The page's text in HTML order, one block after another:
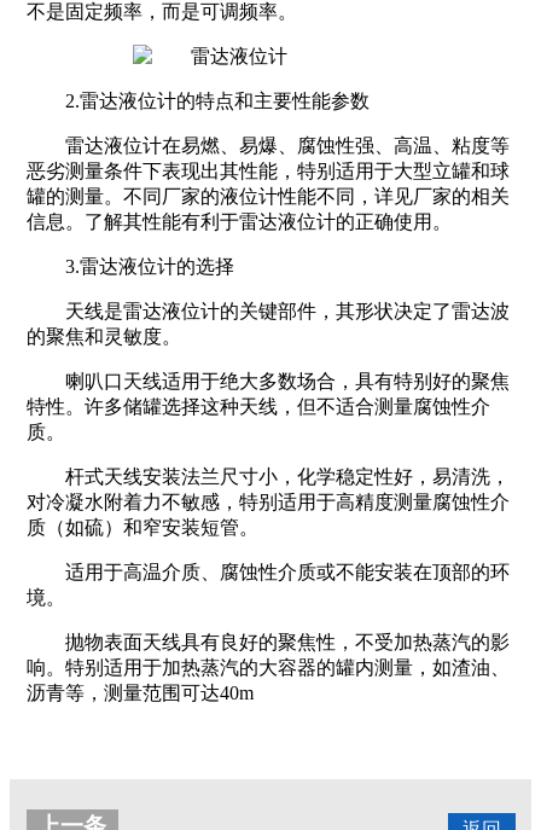
不是固定频率，而是可调频率。
2.雷达液位计的特点和主要性能参数
雷达液位计在易燃、易爆、腐蚀性强、高温、粘度等
恶劣测量条件下表现出其性能，特别适用于大型立罐和球
罐的测量。不同厂家的液位计性能不同，详见厂家的相关
信息。了解其性能有利于雷达液位计的正确使用。
3.雷达液位计的选择
天线是雷达液位计的关键部件，其形状决定了雷达波
的聚焦和灵敏度。
喇叭口天线适用于绝大多数场合，具有特别好的聚焦
特性。许多储罐选择这种天线，但不适合测量腐蚀性介
质。
杆式天线安装法兰尺寸小，化学稳定性好，易清洗，
对冷凝水附着力不敏感，特别适用于高精度测量腐蚀性介
质（如硫）和窄安装短管。
适用于高温介质、腐蚀性介质或不能安装在顶部的环
境。
抛物表面天线具有良好的聚焦性，不受加热蒸汽的影
响。特别适用于加热蒸汽的大容器的罐内测量，如渣油、
沥青等，测量范围可达40m